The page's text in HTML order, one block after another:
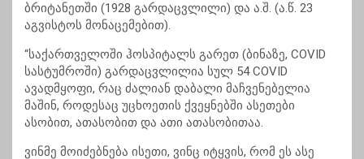
ბრიტანეთში (1928 გარდაცვლილი) და ა.შ. (ა.წ. 23
აგვისტოს მონაცემებით).
“საქართველოში ჰოსპიტალს გარეთ (ბინაზე, COVID
სასტუმროში) გარდაცვლილია სულ 54 COVID
ავადმყოფი, რაც ძალიან დაბალი მაჩვენებელია
მაშინ, როდესაც უცხოეთის ქვეყნებში ასეთები
ასობით, ათასობით და ათი ათასობითაა.
ვინმე მოიძებნება ისეთი, ვინც იტყვის, რომ ეს ასე